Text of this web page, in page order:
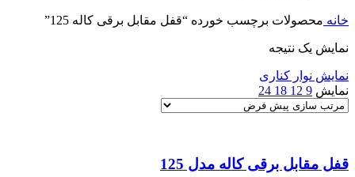
خانه محصولات برچسب خورده “قفل مقابل برقی کاله 125”
نمایش یک نتیجه
نمایش نوار کناری
نمایش 9
12
18
24
قفل مقابل برقی کاله مدل 125